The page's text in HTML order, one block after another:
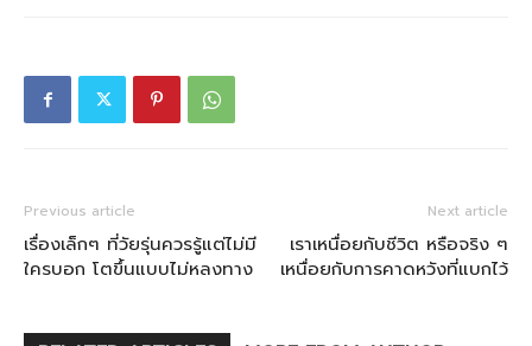
Previous article
เรื่องเล็กๆ ที่วัยรุ่นควรรู้แต่ไม่มี
ใครบอก โตขึ้นแบบไม่หลงทาง
Next article
เราเหนื่อยกับชีวิต หรือจริง ๆ
เหนื่อยกับการคาดหวังที่แบกไว้